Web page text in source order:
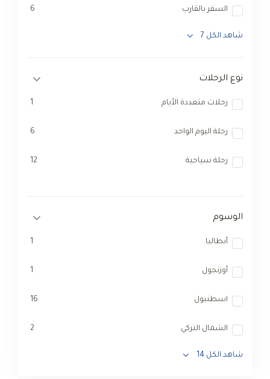
السفر بالقارب 6
شاهد الكل 7
نوع الرحلات
رحلات متعددة الأيام 1
رحلة اليوم الواحد 6
رحلة سياحية 12
الوسوم
أنطاليا 1
أوزنجول 1
اسطنبول 16
الشمال التركي 2
شاهد الكل 14